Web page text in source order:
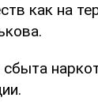
как на